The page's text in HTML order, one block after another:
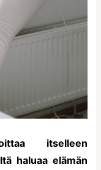
itselleen
haluaa elämän